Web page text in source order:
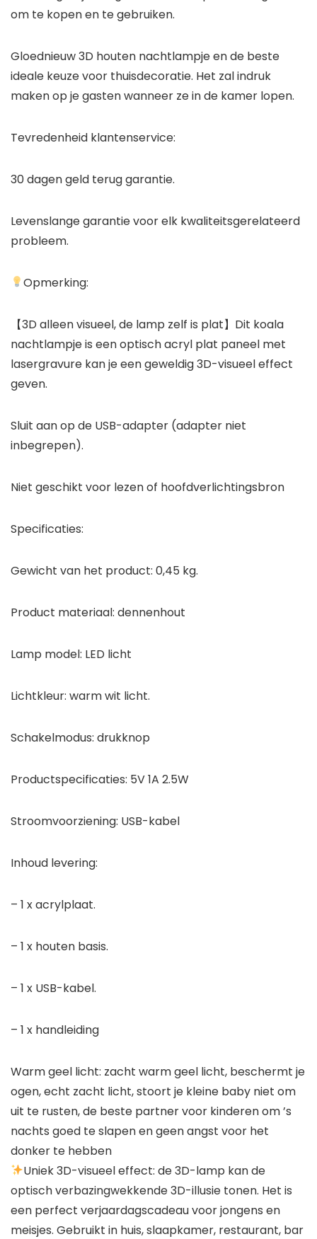
om te kopen en te gebruiken.
Gloednieuw 3D houten nachtlampje en de beste
ideale keuze voor thuisdecoratie. Het zal indruk
maken op je gasten wanneer ze in de kamer lopen.
Tevredenheid klantenservice:
30 dagen geld terug garantie.
Levenslange garantie voor elk kwaliteitsgerelateerd
probleem.
Opmerking:
【3D alleen visueel, de lamp zelf is plat】Dit koala
nachtlampje is een optisch acryl plat paneel met
lasergravure kan je een geweldig 3D-visueel effect
geven.
Sluit aan op de USB-adapter (adapter niet
inbegrepen).
Niet geschikt voor lezen of hoofdverlichtingsbron
Specificaties:
Gewicht van het product: 0,45 kg.
Product materiaal: dennenhout
Lamp model: LED licht
Lichtkleur: warm wit licht.
Schakelmodus: drukknop
Productspecificaties: 5V 1A 2.5W
Stroomvoorziening: USB-kabel
Inhoud levering:
– 1 x acrylplaat.
– 1 x houten basis.
– 1 x USB-kabel.
– 1 x handleiding
Warm geel licht: zacht warm geel licht, beschermt je
ogen, echt zacht licht, stoort je kleine baby niet om
uit te rusten, de beste partner voor kinderen om ’s
nachts goed te slapen en geen angst voor het
donker te hebben
Uniek 3D-visueel effect: de 3D-lamp kan de
optisch verbazingwekkende 3D-illusie tonen. Het is
een perfect verjaardagscadeau voor jongens en
meisjes. Gebruikt in huis, slaapkamer, restaurant, bar